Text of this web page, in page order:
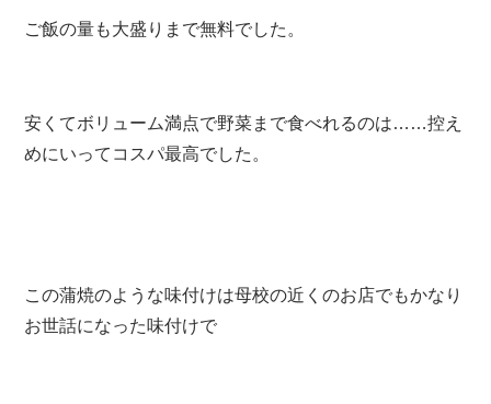
ご飯の量も大盛りまで無料でした。
安くてボリューム満点で野菜まで食べれるのは……控え
めにいってコスパ最高でした。
この蒲焼のような味付けは母校の近くのお店でもかなり
お世話になった味付けで